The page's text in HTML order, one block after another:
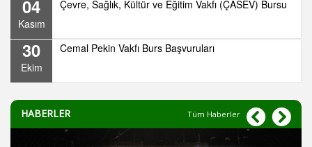
04
Kasım
Çevre, Sağlık, Kültür ve Eğitim Vakfı (ÇASEV) Bursu
30
Ekim
Cemal Pekin Vakfı Burs Başvuruları
HABERLER Tüm Haberler